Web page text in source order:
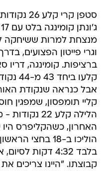
מנצחת למרות ששיחקה
וגרי פייטון הפצועים,
ברציפות. קומינגה, דריו
קלעו
אבל כנראה שנקודת האור
קליי תומפסון, שמפגין
האחרון, כשהקליפרס
בלבד 4:32 דקות
קבוצתו. "היינו צריכים